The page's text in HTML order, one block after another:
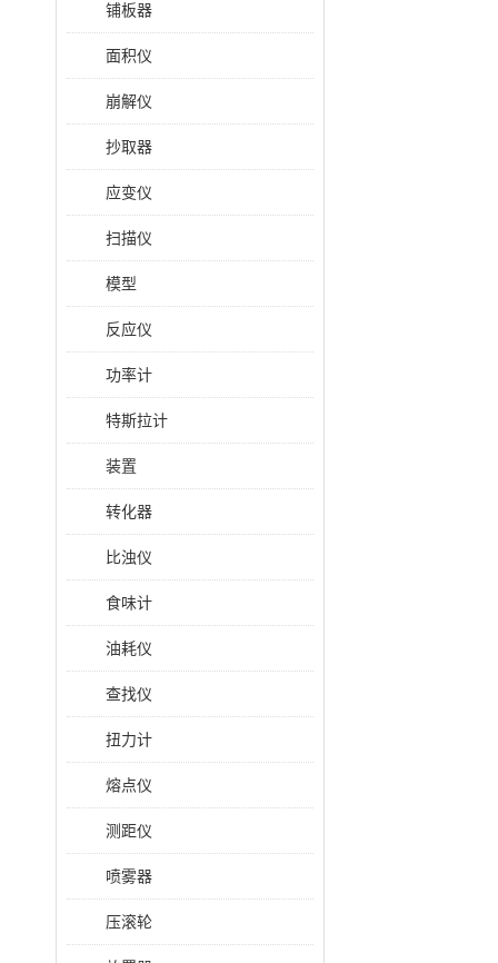
铺板器
面积仪
崩解仪
抄取器
应变仪
扫描仪
模型
反应仪
功率计
特斯拉计
装置
转化器
比浊仪
食味计
油耗仪
查找仪
扭力计
熔点仪
测距仪
喷雾器
压滚轮